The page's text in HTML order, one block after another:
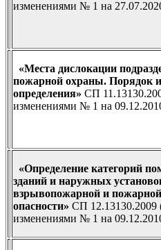
изменениями № 1 на
«Места дислокации
пожарной охраны. Порядок
определения» СП
изменениями № 1 на
«Определение категорий
зданий и наружных
взрывопожарной и пожарной
опасности» СП 12.13130.2009
изменениями № 1 на